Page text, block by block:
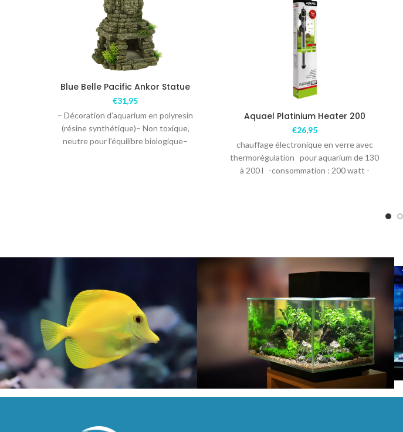
Blue Belle Pacific Ankor Statue
€31,95
– Décoration d’aquarium en polyresin
(résine synthétique)– Non toxique,
neutre pour l’équilibre biologique–
Aquael Platinium Heater 200
€26,95
chauffage électronique en verre avec
thermorégulation pour aquarium de 130
à 200 l -consommation : 200 watt -